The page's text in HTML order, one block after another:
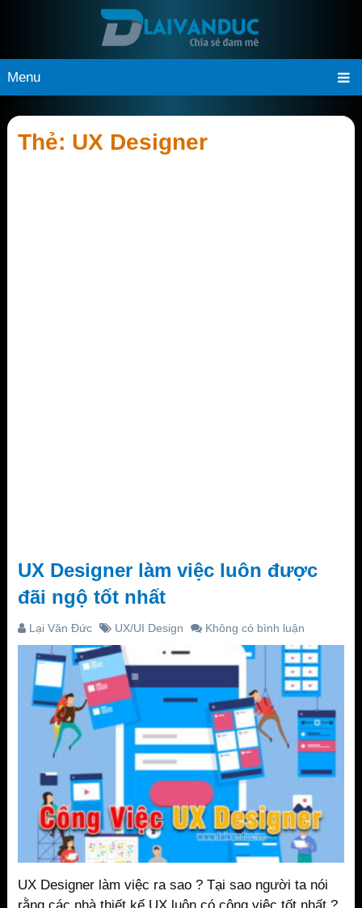
Menu
Thẻ: UX Designer
UX Designer làm việc luôn được
đãi ngộ tốt nhất
Lại Văn Đức UX/UI Design Không có bình luận
UX Designer làm việc ra sao ? Tại sao người ta nói